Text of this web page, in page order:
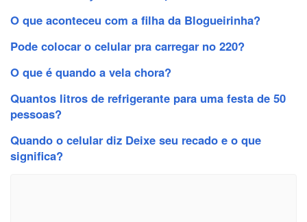
O que aconteceu com a filha da Blogueirinha?
Pode colocar o celular pra carregar no 220?
O que é quando a vela chora?
Quantos litros de refrigerante para uma festa de 50
pessoas?
Quando o celular diz Deixe seu recado e o que
significa?